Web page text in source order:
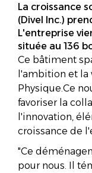
La croissance
(Divel Inc.)
L'entreprise
située au 136
Ce bâtiment
l'ambition et la
Physique.Ce
favoriser la
l'innovation,
croissance de
"Ce
pour nous. Il